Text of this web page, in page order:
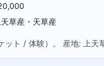
天草産・天草産
ット / 体験）。 産地: 上天